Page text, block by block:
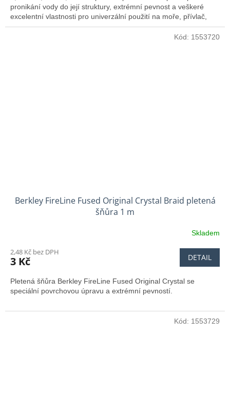
pronikání vody do její struktury, extrémní pevnost a veškeré
excelentní vlastnosti pro univerzální použití na moře, přívlač,
feeder nebo pro zimní rybolov.
Berkley FireLine Fused Original Crystal Braid pletená
šňůra 1 m
Skladem
2,48 Kč bez DPH
3 Kč DETAIL
Pletená šňůra Berkley FireLine Fused Original Crystal se
speciální povrchovou úpravu a extrémní pevností.
Kód: 1553720
Kód: 1553729